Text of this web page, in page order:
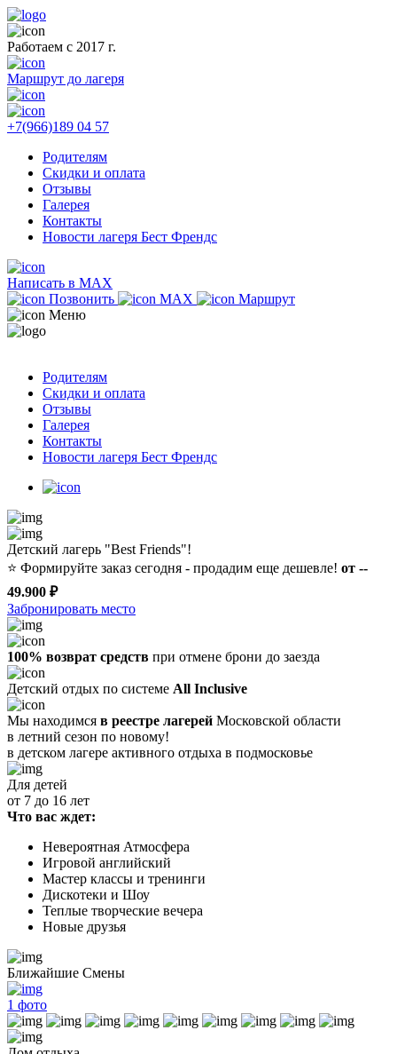
Работаем с 2017 г.
Маршрут до лагеря
+7(966)189 04 57
Родителям
Скидки и оплата
Отзывы
Галерея
Контакты
Новости лагеря Бест Френдс
Написать в MAX
Позвонить
MAX
Маршрут
Меню
Родителям
Скидки и оплата
Отзывы
Галерея
Контакты
Новости лагеря Бест Френдс
Детский лагерь "Best Friends"!
⭐️ Формируйте заказ сегодня - продадим еще дешевле! от --
49.900 ₽
Забронировать место
100% возврат средств при отмене брони до заезда
Детский отдых по системе All Inclusive
Мы находимся в реестре лагерей Московской области
в летний сезон по новому!
в детском лагере активного отдыха в подмосковье
Для детей
от 7 до 16 лет
Что вас ждет:
Невероятная Атмосфера
Игровой английский
Мастер классы и тренинги
Дискотеки и Шоу
Теплые творческие вечера
Новые друзья
Ближайшие Смены
1 фото